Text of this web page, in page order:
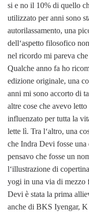
si e no il 10% di quello
utilizzato per anni sono
autorilassamento, una
dell‘aspetto filosofico
nel ricordo mi pareva
Qualche anno fa ho
edizione originale, una
anni mi sono accorto di
altre cose che avevo
influenzato per tutta la
lette lì. Tra l‘altro, una
che Indra Devi fosse
pensavo che fosse un
l‘illustrazione di
yogi in una via di mezzo
Devi è stata la prima
anche di BKS Iyengar,